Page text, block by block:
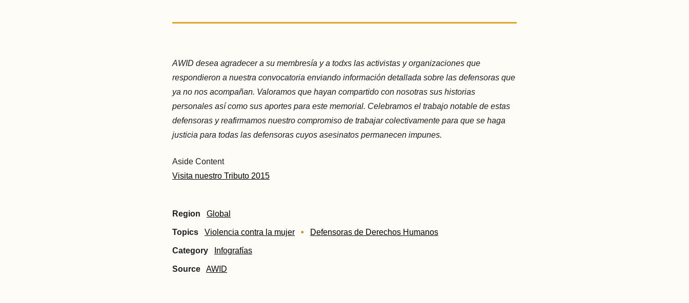
AWID desea agradecer a su membresía y a todxs las activistas y organizaciones que
respondieron a nuestra convocatoria enviando información detallada sobre las defensoras que
ya no nos acompañan. Valoramos que hayan compartido con nosotras sus historias
personales así como sus aportes para este memorial. Celebramos el trabajo notable de estas
defensoras y reafirmamos nuestro compromiso de trabajar colectivamente para que se haga
justicia para todas las defensoras cuyos asesinatos permanecen impunes.
Aside Content
Visita nuestro Tributo 2015
Region Global
Topics Violencia contra la mujer Defensoras de Derechos Humanos
Category Infografías
Source AWID